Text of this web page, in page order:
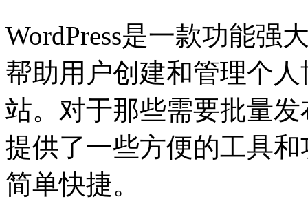
WordPress是一款功能强
帮助用户创建和管理个
站。对于那些需要批量发
提供了一些方便的工具
简单快捷。